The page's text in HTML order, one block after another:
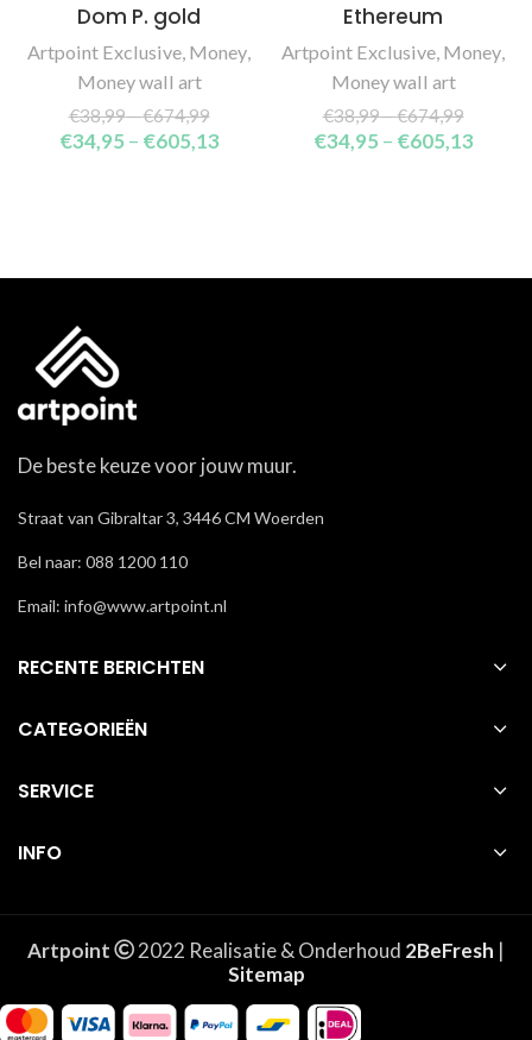
Dom P. gold
Artpoint Exclusive, Money,
Money wall art
€38,99–€674,99
€34,95 – €605,13
Ethereum
Artpoint Exclusive, Money,
Money wall art
€38,99–€674,99
€34,95 – €605,13
De beste keuze voor jouw muur.
Straat van Gibraltar 3, 3446 CM Woerden
Bel naar: 088 1200 110
Email: info@www.artpoint.nl
RECENTE BERICHTEN
CATEGORIEËN
SERVICE
INFO
Artpoint 2022 Realisatie & Onderhoud 2BeFresh |
Sitemap